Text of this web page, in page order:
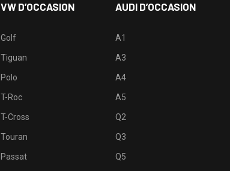
VW D’OCCASION
Golf
Tiguan
Polo
T-Roc
T-Cross
Touran
Passat
AUDI D’OCCASION
A1
A3
A4
A5
Q2
Q3
Q5